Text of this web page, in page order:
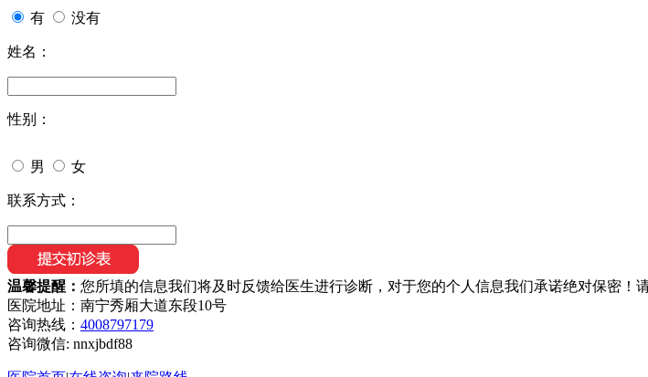
有 没有
姓名：
性别：
男 女
联系方式：
温馨提醒： 您所填的信息我们将及时反馈给医生进行诊断，对于您的个人信息我们承诺绝对保密！
医院地址：南宁秀厢大道东段10号
咨询热线： 4008797179
咨询微信: nnxjbdf88